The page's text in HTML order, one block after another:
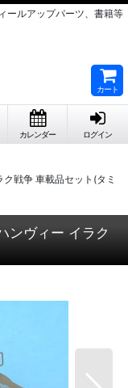
ールアップパーツ、書籍等
カート
カレンダー ログイン
戦争 車載品セット(タミ
ヴィー イラク